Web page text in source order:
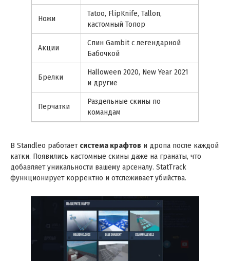
Ножи
Tatoo, FlipKnife, Tallon,
кастомный Топор
Акции
Спин Gambit с легендарной
Бабочкой
Брелки
Halloween 2020, New Year 2021
и другие
Перчатки
Раздельные скины по
командам
В Standleo работает система крафтов и дропа после каждой
катки. Появились кастомные скины даже на гранаты, что
добавляет уникальности вашему арсеналу. StatTrack
функционирует корректно и отслеживает убийства.